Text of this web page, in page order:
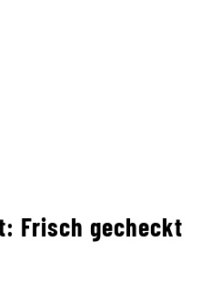
Frisch gecheckt